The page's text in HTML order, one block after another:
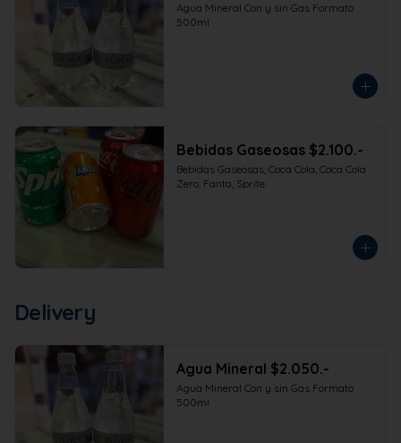
Agua Mineral Con y sin Gas Formato
500ml
Bebidas Gaseosas $2.100.-
Bebidas Gaseosas, Coca Cola, Coca Cola
Zero, Fanta, Sprite
Delivery
Agua Mineral $2.050.-
Agua Mineral Con y sin Gas Formato
500ml